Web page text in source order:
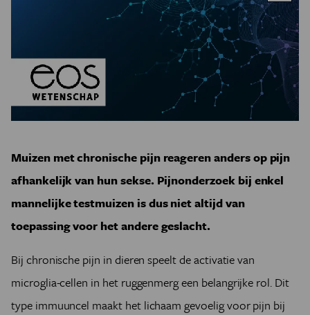
Muizen met chronische pijn reageren anders op pijn
afhankelijk van hun sekse. Pijnonderzoek bij enkel
mannelijke testmuizen is dus niet altijd van
toepassing voor het andere geslacht.
Bij chronische pijn in dieren speelt de activatie van
microglia-cellen in het ruggenmerg een belangrijke rol. Dit
type immuuncel maakt het lichaam gevoelig voor pijn bij